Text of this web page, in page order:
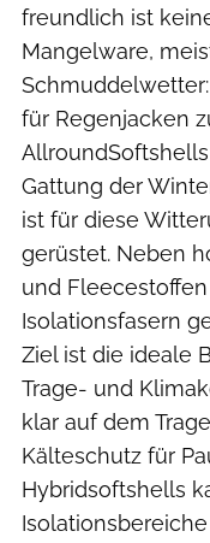
freundlich ist
Mangelware,
für Regenjacken
Gattung der
ist für diese
gerüstet. Neben
und
Isolationsfasern
Ziel ist die ideale
Trage- und
klar auf dem
Kälteschutz für
Hybridsoftshells